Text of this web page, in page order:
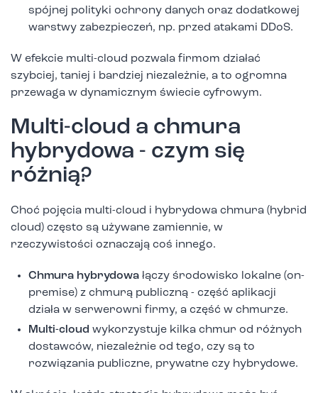
spójnej polityki ochrony danych oraz dodatkowej
warstwy zabezpieczeń, np. przed atakami DDoS.
W efekcie multi-cloud pozwala firmom działać
szybciej, taniej i bardziej niezależnie, a to ogromna
przewaga w dynamicznym świecie cyfrowym.
Multi-cloud a chmura
hybrydowa - czym się
różnią?
Choć pojęcia multi-cloud i hybrydowa chmura (hybrid
cloud) często są używane zamiennie, w
rzeczywistości oznaczają coś innego.
Chmura hybrydowa łączy środowisko lokalne (on-
premise) z chmurą publiczną - część aplikacji
działa w serwerowni firmy, a część w chmurze.
Multi-cloud wykorzystuje kilka chmur od różnych
dostawców, niezależnie od tego, czy są to
rozwiązania publiczne, prywatne czy hybrydowe.